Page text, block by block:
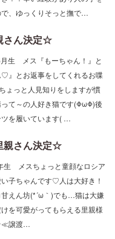
、ゆっくりそっと撫で…
さん決定☆
生 メス『もーちゃん！』と
』とお返事をしてくれるお喋
ょっと人見知りをしますが慣
って～の人好き猫です(ΦωΦ)後
を履いています( …
親さん決定☆
生 メスちょっと童顔なロシア
い子ちゃんです♡人は大好き！
甘えん坊(*´ω｀)でも…猫は大嫌
けを可愛がってもらえる里親様
譲渡…